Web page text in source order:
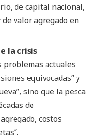
de capital nacional,
valor agregado en
la crisis
problemas actuales
equivocadas” y
sino que la pesca
de
costos